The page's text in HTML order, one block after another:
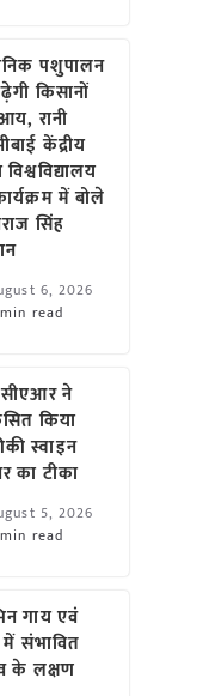
पशुपालन
किसानों
रानी
केंद्रीय
में बोले
सिंह
6, 2026
read
ने
किया
स्वाइन
का टीका
5, 2026
read
गाय एवं
संभावित
के लक्षण